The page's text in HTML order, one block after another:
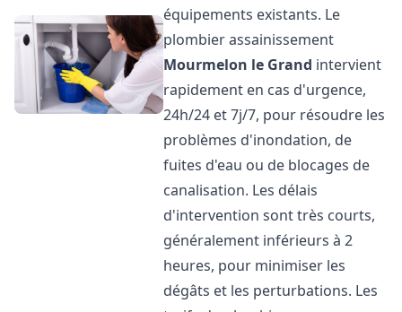
équipements existants. Le
plombier assainissement
Mourmelon le Grand intervient
rapidement en cas d'urgence,
24h/24 et 7j/7, pour résoudre les
problèmes d'inondation, de
fuites d'eau ou de blocages de
canalisation. Les délais
d'intervention sont très courts,
généralement inférieurs à 2
heures, pour minimiser les
dégâts et les perturbations. Les